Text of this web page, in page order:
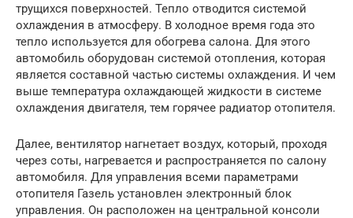
трущихся поверхностей. Тепло отводится системой
охлаждения в атмосферу. В холодное время года это
тепло используется для обогрева салона. Для этого
автомобиль оборудован системой отопления, которая
является составной частью системы охлаждения. И чем
выше температура охлаждающей жидкости в системе
охлаждения двигателя, тем горячее радиатор отопителя.
Далее, вентилятор нагнетает воздух, который, проходя
через соты, нагревается и распространяется по салону
автомобиля. Для управления всеми параметрами
отопителя Газель установлен электронный блок
управления. Он расположен на центральной консоли